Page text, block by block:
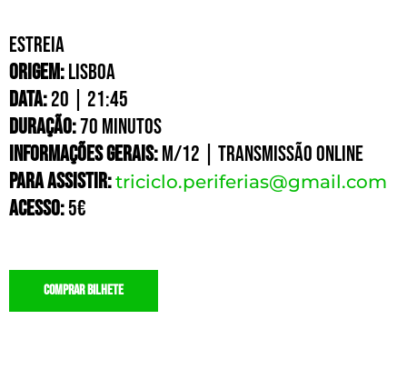
ESTREIA
origem:Lisboa
DATA:20 | 21:45
DURAÇÃO:70 MINUTOS
INFORMAÇÕES GERAIS:M/12 | Transmissão Online
PARA ASSISTIR:triciclo.periferias@gmail.com
ACESSO:5€
comprar bilhete